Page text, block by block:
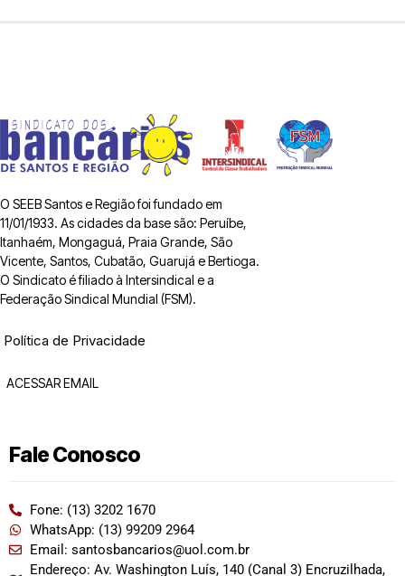
O SEEB Santos e Região foi fundado em
11/01/1933. As cidades da base são: Peruíbe,
Itanhaém, Mongaguá, Praia Grande, São
Vicente, Santos, Cubatão, Guarujá e Bertioga.
O Sindicato é filiado à Intersindical e a
Federação Sindical Mundial (FSM).
Política de Privacidade
ACESSAR EMAIL
Fale Conosco
Fone: (13) 3202 1670
WhatsApp: (13) 99209 2964
Email: santosbancarios@uol.com.br
Endereço: Av. Washington Luís, 140 (Canal 3) Encruzilhada,